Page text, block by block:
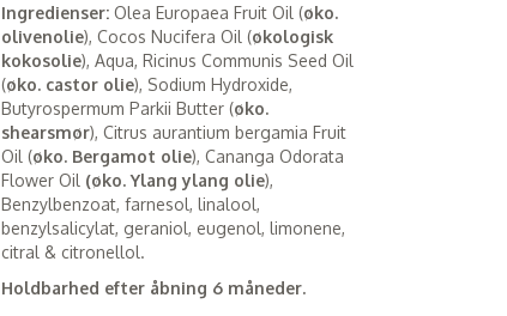
Ingredienser:Olea Europaea Fruit Oil (øko.
olivenolie), Cocos Nucifera Oil (økologisk
kokosolie), Aqua, Ricinus Communis Seed Oil
(øko. castor olie), Sodium Hydroxide,
Butyrospermum Parkii Butter (øko.
shearsmør), Citrus aurantium bergamia Fruit
Oil (øko. Bergamot olie), Cananga Odorata
Flower Oil (øko. Ylang ylang olie),
Benzylbenzoat, farnesol, linalool,
benzylsalicylat, geraniol, eugenol, limonene,
citral & citronellol.
Holdbarhed efter åbning 6 måneder.